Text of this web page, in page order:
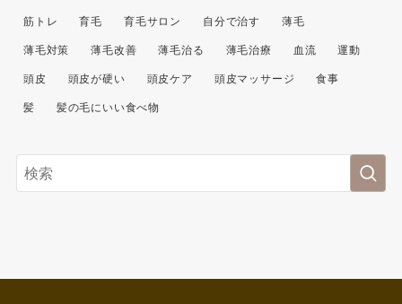
筋トレ 育毛 育毛サロン 自分で治す 薄毛
薄毛対策 薄毛改善 薄毛治る 薄毛治療 血流 運動
頭皮 頭皮が硬い 頭皮ケア 頭皮マッサージ 食事
髪 髪の毛にいい食べ物